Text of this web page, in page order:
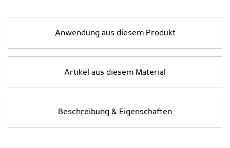
Anwendung aus diesem Produkt
Artikel aus diesem Material
Beschreibung & Eigenschaften